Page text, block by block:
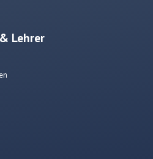
Lehrer